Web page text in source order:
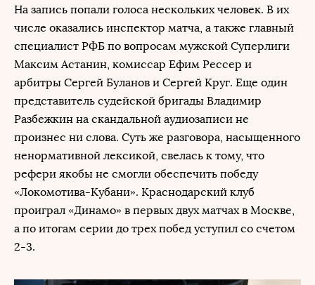
На запись попали голоса нескольких человек. В их
числе оказались инспектор матча, а также главный
специалист РФБ по вопросам мужской Суперлиги
Максим Астанин, комиссар Ефим Рессер и
арбитры Сергей Буланов и Сергей Круг. Еще один
представитель судейской бригады Владимир
Разбежкин на скандальной аудиозаписи не
произнес ни слова. Суть же разговора, насыщенного
ненормативной лексикой, свелась к тому, что
рефери якобы не смогли обеспечить победу
«Локомотива-Кубани». Краснодарский клуб
проиграл «Динамо» в первых двух матчах в Москве,
а по итогам серии до трех побед уступил со счетом
2-3.